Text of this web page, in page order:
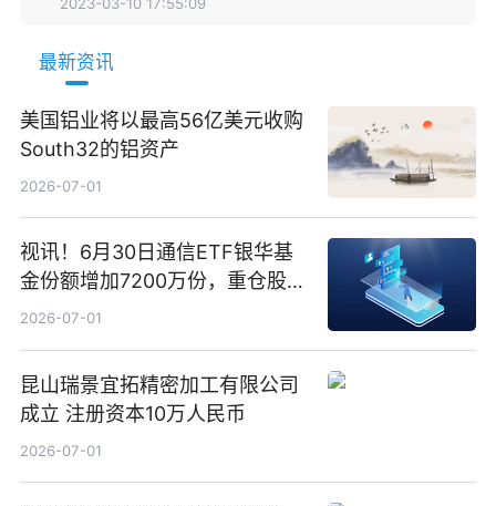
最新资讯
美国铝业将以最高56亿美元收购
South32的铝资产
2026-07-01
视讯！6月30日通信ETF银华基
金份额增加7200万份，重仓股新
易盛、中际旭创、立讯精密
2026-07-01
昆山瑞景宜拓精密加工有限公司
成立 注册资本10万人民币
2026-07-01